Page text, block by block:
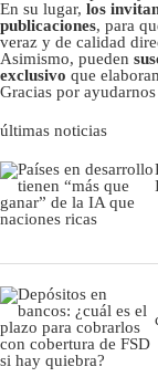
En su lugar, los
publicaciones, para
veraz y de calidad
Asimismo, pueden
exclusivo que
Gracias por
últimas noticias